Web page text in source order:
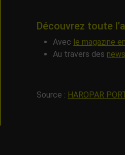
Découvrez toute
Avec le magazine
Au travers des
Source : HAROPAR